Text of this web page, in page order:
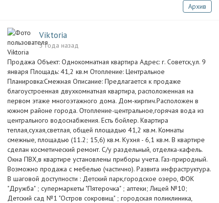
Архив
Viktoria
3 года назад
Продажа Объект: Однокомнатная квартира Адрес: г. Советск,ул. 9
января Площадь: 41,2 кв.м Отопление: Центральное
Планировка:Смежная Описание: Предлагается к продаже
благоустроенная двухкомнатная квартира, расположенная на
первом этаже многоэтажного дома. Дом-кирпич.Расположен в
южном районе города. Отопление-центральное,горячая вода из
центрального водоснабжения. Есть бойлер. Квартира
теплая,сухая,светлая, общей площадью 41,2 кв.м. Комнаты
смежные, площадью (11.2; 15,6) кв.м. Кухня - 6,1 кв.м. В квартире
сделан косметический ремонт. С/у раздельный, отделка-кафель.
Окна ПВХ,в квартире установлены приборы учета. Газ-природный.
Возможно продажа с мебелью (частично). Развита инфраструктура.
В шаговой доступности : Детский парк,городское озеро, ФОК
"Дружба" ; супермаркеты "Пятерочка" ; аптеки; Лицей №10;
Детский сад №1 "Остров сокровищ" ; городская поликлиника,